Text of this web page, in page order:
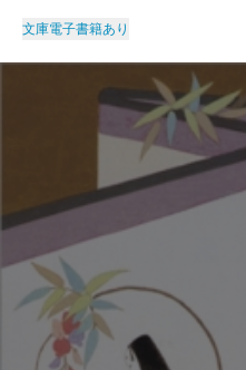
文庫電子書籍あり